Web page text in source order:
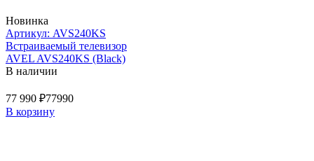
Новинка
Артикул: AVS240KS
Встраиваемый телевизор
AVEL AVS240KS (Black)
В наличии
77 990 ₽77990
В корзину